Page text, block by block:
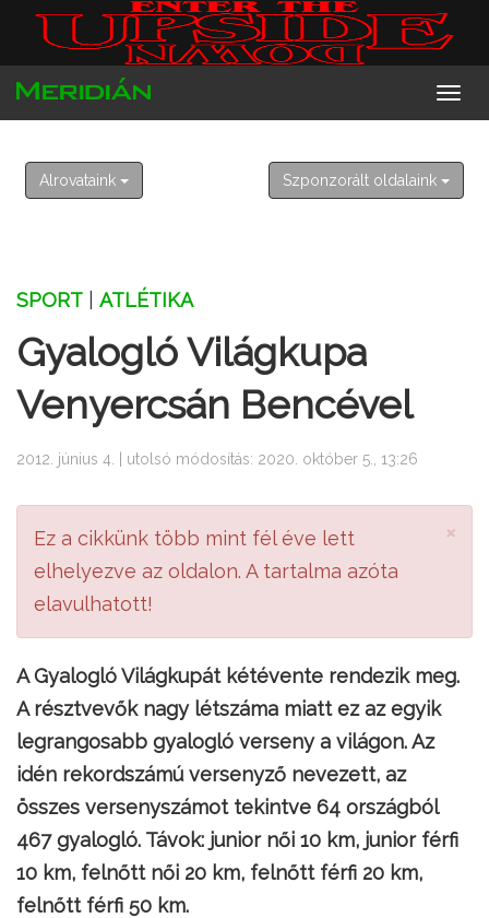
2026. augusztus 7. péntek
Ibolya
Alrovataink Szponzorált oldalaink
SPORT ATLÉTIKA
Gyalogló Világkupa
Venyercsán Bencével
2012. június 4. | utolsó módosítás: 2020. október 5., 13:26
×
Ez a cikkünk több mint fél éve lett
elhelyezve az oldalon. A tartalma azóta
elavulhatott!
A Gyalogló Világkupát kétévente rendezik meg.
A résztvevők nagy létszáma miatt ez az egyik
legrangosabb gyalogló verseny a világon. Az
idén rekordszámú versenyző nevezett, az
összes versenyszámot tekintve 64 országból
467 gyalogló. Távok: junior női 10 km, junior férfi
10 km, felnőtt női 20 km, felnőtt férfi 20 km,
felnőtt férfi 50 km.